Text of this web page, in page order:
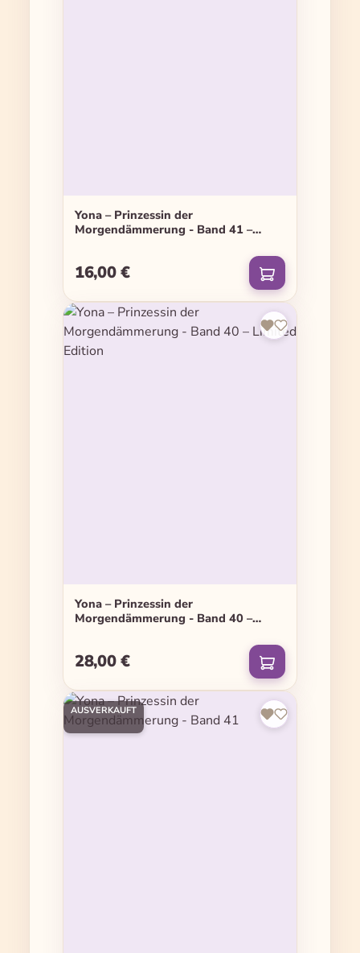
Yona – Prinzessin der
Morgendämmerung - Band 41 –
Regulärer Preis:
16,00 €
Yona – Prinzessin der
Morgendämmerung - Band 40 –
Regulärer Preis:
28,00 €
AUSVERKAUFT